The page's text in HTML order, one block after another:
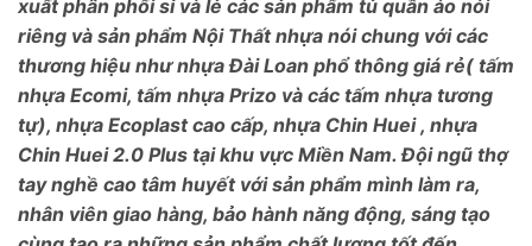
xuất phân phối sỉ và lẻ các sản phẩm tủ quần áo nói
riêng và sản phẩm Nội Thất nhựa nói chung với các
thương hiệu như nhựa Đài Loan phổ thông giá rẻ( tấm
nhựa Ecomi, tấm nhựa Prizo và các tấm nhựa tương
tự), nhựa Ecoplast cao cấp, nhựa Chin Huei , nhựa
Chin Huei 2.0 Plus tại khu vực Miền Nam. Đội ngũ thợ
tay nghề cao tâm huyết với sản phẩm mình làm ra,
nhân viên giao hàng, bảo hành năng động, sáng tạo